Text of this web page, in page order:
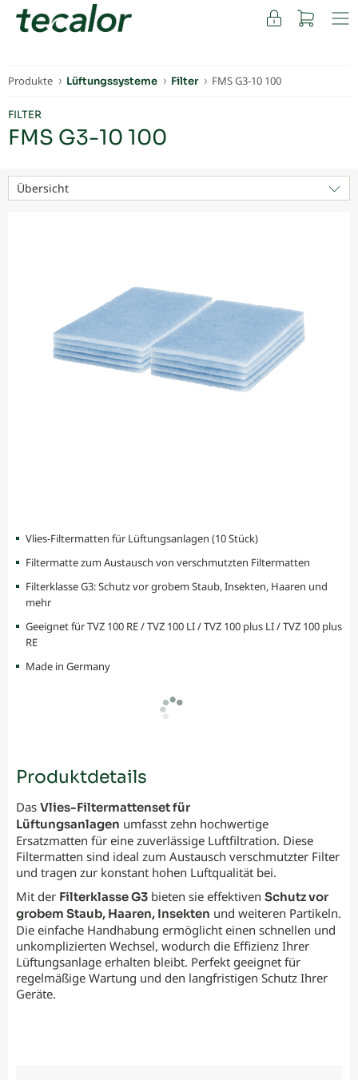
FACHKUNDEN
Produkte Lüftungssysteme Filter FMS G3-10 100
FILTER
FMS G3-10 100
Übersicht
Vlies-Filtermatten für Lüftungsanlagen (10 Stück)
Filtermatte zum Austausch von verschmutzten Filtermatten
Filterklasse G3: Schutz vor grobem Staub, Insekten, Haaren und
mehr
Geeignet für TVZ 100 RE / TVZ 100 LI / TVZ 100 plus LI / TVZ 100 plus
RE
Made in Germany
Produktdetails
Das Vlies-Filtermattenset für
Lüftungsanlagen umfasst zehn hochwertige
Ersatzmatten für eine zuverlässige Luftfiltration. Diese
Filtermatten sind ideal zum Austausch verschmutzter Filter
und tragen zur konstant hohen Luftqualität bei.
Mit der Filterklasse G3 bieten sie effektiven Schutz vor
grobem Staub, Haaren, Insekten und weiteren Partikeln.
Die einfache Handhabung ermöglicht einen schnellen und
unkomplizierten Wechsel, wodurch die Effizienz Ihrer
Lüftungsanlage erhalten bleibt. Perfekt geeignet für
regelmäßige Wartung und den langfristigen Schutz Ihrer
Geräte.